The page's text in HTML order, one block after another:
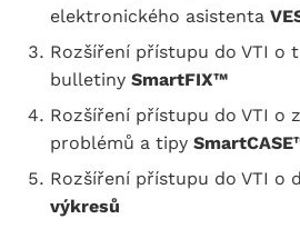
elektronického asistenta
Rozšíření přístupu do VTI o
bulletiny SmartFIX™
Rozšíření přístupu do VTI o
problémů a tipy
Rozšíření přístupu do VTI o
výkresů